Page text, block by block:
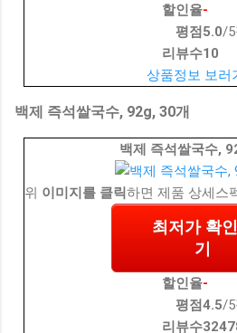
할인율-
평점 5.0/5
리뷰수10
상품정보 보러
백제 즉석쌀국수, 92g, 30개
백제 즉석쌀국수,
위 이미지를 클릭하면 제품 상세스
최저가 확
기
할인율-
평점4.5/5
리뷰수